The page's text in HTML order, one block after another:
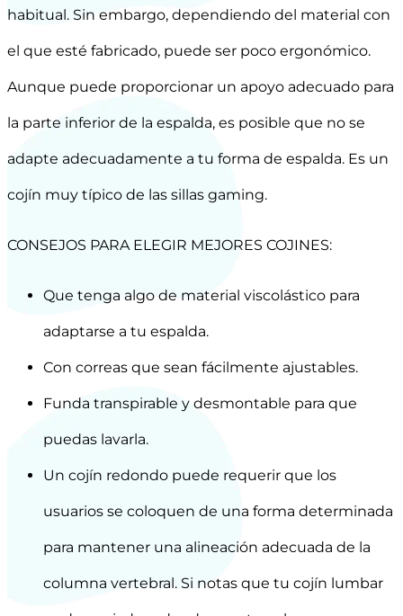
habitual. Sin embargo, dependiendo del material con
el que esté fabricado, puede ser poco ergonómico.
Aunque puede proporcionar un apoyo adecuado para
la parte inferior de la espalda, es posible que no se
adapte adecuadamente a tu forma de espalda. Es un
cojín muy típico de las sillas gaming.
CONSEJOS PARA ELEGIR MEJORES COJINES:
Que tenga algo de material viscolástico para
adaptarse a tu espalda.
Con correas que sean fácilmente ajustables.
Funda transpirable y desmontable para que
puedas lavarla.
Un cojín redondo puede requerir que los
usuarios se coloquen de una forma determinada
para mantener una alineación adecuada de la
columna vertebral. Si notas que tu cojín lumbar